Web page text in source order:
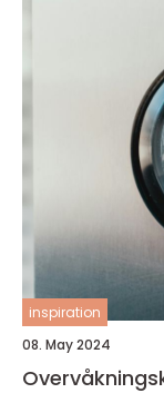
inspiration
08. May 2024